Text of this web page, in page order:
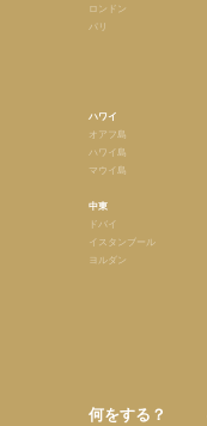
ロンドン
パリ
ハワイ
オアフ島
ハワイ島
マウイ島
中東
ドバイ
イスタンブール
ヨルダン
何をする？